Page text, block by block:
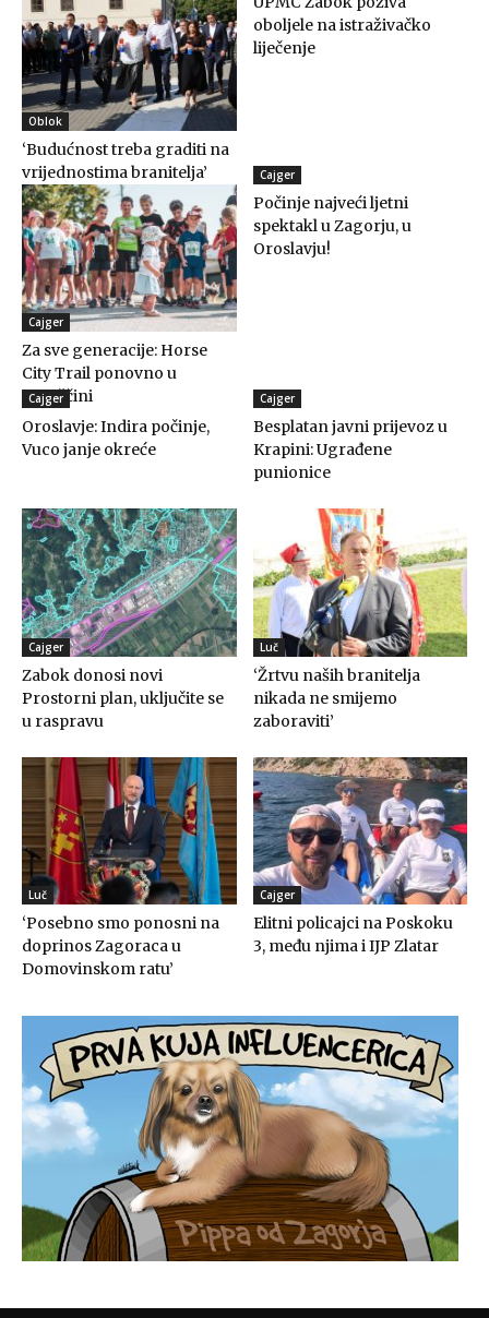
Oblok
‘Budućnost treba graditi na
vrijednostima branitelja’
oboljele na istraživačko
liječenje
Cajger
Za sve generacije: Horse
City Trail ponovno u
Konjščini
Cajger
Počinje najveći ljetni
spektakl u Zagorju, u
Oroslavju!
Cajger
Oroslavje: Indira počinje,
Vuco janje okreće
Cajger
Besplatan javni prijevoz u
Krapini: Ugrađene
punionice
Cajger
Zabok donosi novi
Prostorni plan, uključite se
u raspravu
Luč
‘Žrtvu naših branitelja
nikada ne smijemo
zaboraviti’
Luč
‘Posebno smo ponosni na
doprinos Zagoraca u
Domovinskom ratu’
Cajger
Elitni policajci na Poskoku
3, među njima i IJP Zlatar